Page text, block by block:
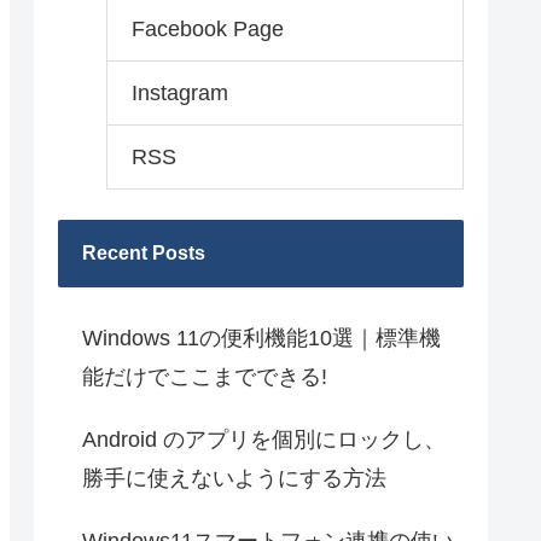
Facebook Page
Instagram
RSS
Recent Posts
Windows 11の便利機能10選｜標準機
能だけでここまでできる!
Android のアプリを個別にロックし、
勝手に使えないようにする方法